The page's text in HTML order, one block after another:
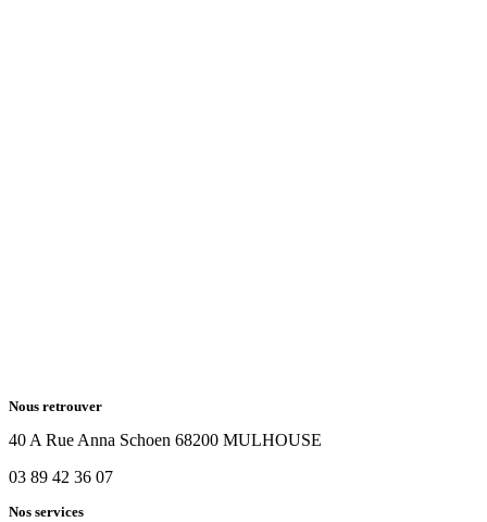
Nous retrouver
40 A Rue Anna Schoen 68200 MULHOUSE
03 89 42 36 07
Nos services